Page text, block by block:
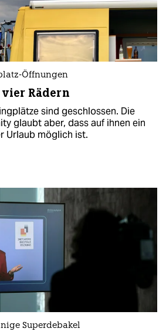
Öffnungen
Rädern
sind geschlossen. Die
glaubt aber, dass auf ihnen ein
Urlaub möglich ist.
Superdebakel